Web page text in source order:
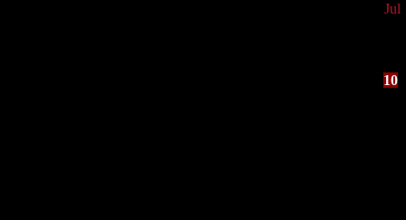
Jul
10